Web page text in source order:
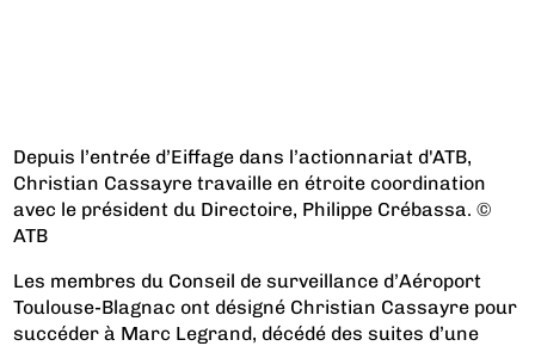
Depuis l’entrée d’Eiffage dans l’actionnariat d'ATB,
Christian Cassayre travaille en étroite coordination
avec le président du Directoire, Philippe Crébassa. ©
ATB
Les membres du Conseil de surveillance d’Aéroport
Toulouse-Blagnac ont désigné Christian Cassayre pour
succéder à Marc Legrand, décédé des suites d’une